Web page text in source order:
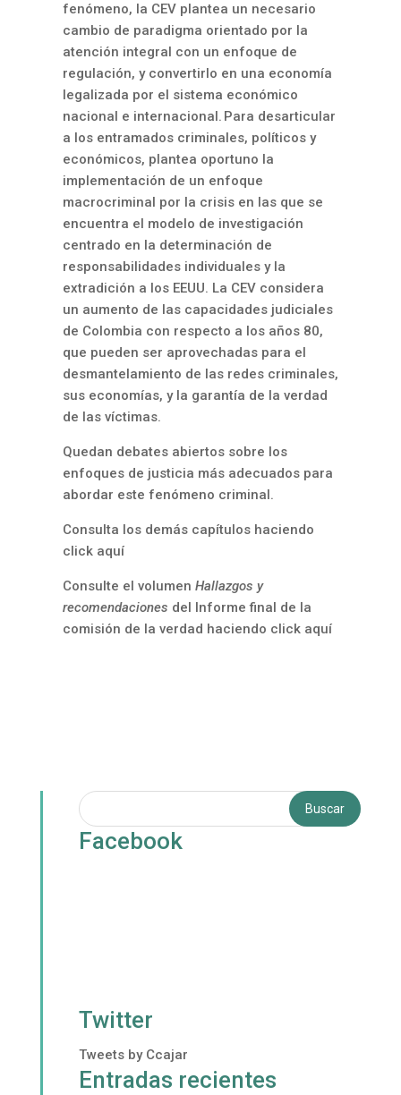
fenómeno, la CEV plantea un necesario
cambio de paradigma orientado por la
atención integral con un enfoque de
regulación, y convertirlo en una economía
legalizada por el sistema económico
nacional e internacional. Para desarticular
a los entramados criminales, políticos y
económicos, plantea oportuno la
implementación de un enfoque
macrocriminal por la crisis en las que se
encuentra el modelo de investigación
centrado en la determinación de
responsabilidades individuales y la
extradición a los EEUU. La CEV considera
un aumento de las capacidades judiciales
de Colombia con respecto a los años 80,
que pueden ser aprovechadas para el
desmantelamiento de las redes criminales,
sus economías, y la garantía de la verdad
de las víctimas.
Quedan debates abiertos sobre los
enfoques de justicia más adecuados para
abordar este fenómeno criminal.
Consulta los demás capítulos haciendo
click aquí
Consulte el volumen Hallazgos y
recomendaciones del Informe final de la
comisión de la verdad haciendo click aquí
Facebook
Twitter
Tweets by Ccajar
Entradas recientes